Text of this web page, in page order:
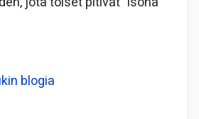
blogia